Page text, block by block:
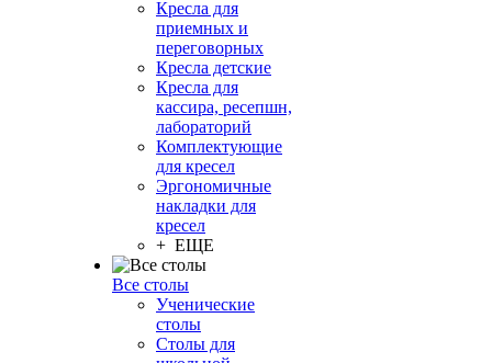
Кресла для
приемных и
переговорных
Кресла детские
Кресла для
кассира, ресепшн,
лабораторий
Комплектующие
для кресел
Эргономичные
накладки для
кресел
+ ЕЩЕ
Все столы
Ученические
столы
Столы для